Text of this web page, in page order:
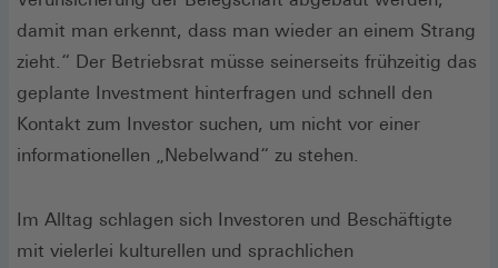
damit man erkennt, dass man wieder an einem Strang
zieht.“ Der Betriebsrat müsse seinerseits frühzeitig das
geplante Investment hinterfragen und schnell den
Kontakt zum Investor suchen, um nicht vor einer
informationellen „Nebelwand“ zu stehen.
Im Alltag schlagen sich Investoren und Beschäftigte
mit vielerlei kulturellen und sprachlichen